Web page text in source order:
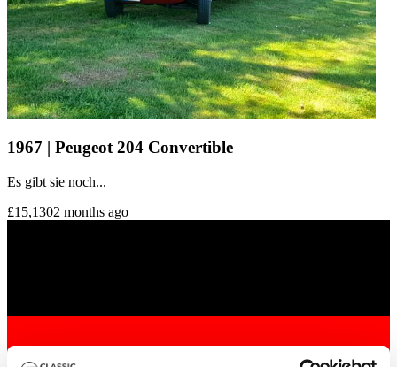
1967 | Peugeot 204 Convertible
Es gibt sie noch...
£15,1302 months ago